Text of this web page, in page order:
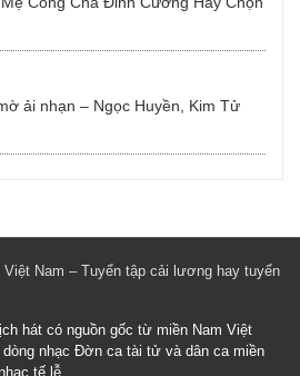
ải nhạn – Ngọc Huyền, Kim Tử
Nam – Tuyển tập cải lương hay tuyển
hát có nguồn gốc từ miền Nam Việt
nhạc Đờn ca tài tử và dân ca miền
tế lễ.